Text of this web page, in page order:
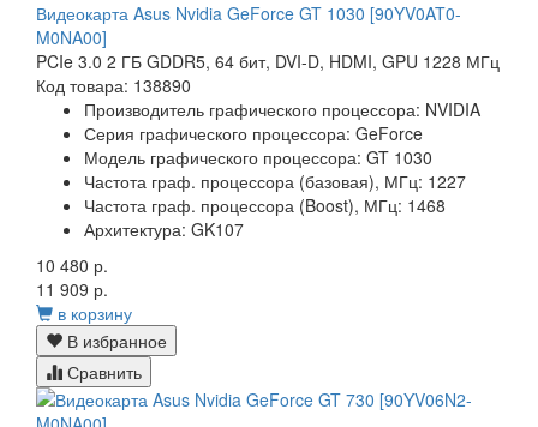
Видеокарта Asus Nvidia GeForce GT 1030 [90YV0AT0-
M0NA00]
PCIe 3.0 2 ГБ GDDR5, 64 бит, DVI-D, HDMI, GPU 1228 МГц
Код товара: 138890
Производитель графического процессора: NVIDIA
Серия графического процессора: GeForce
Модель графического процессора: GT 1030
Частота граф. процессора (базовая), МГц: 1227
Частота граф. процессора (Boost), МГц: 1468
Архитектура: GK107
10 480 р.
11 909 р.
в корзину
В избранное
Сравнить